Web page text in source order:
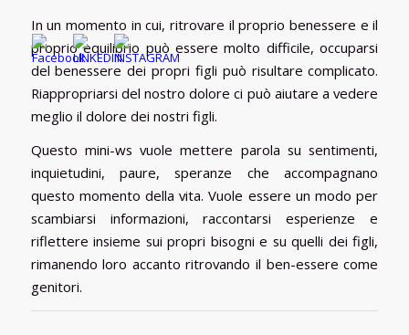
In un momento in cui, ritrovare il proprio benessere e il
proprio equilibrio può essere molto difficile, occuparsi
del benessere dei propri figli può risultare complicato.
Riappropriarsi del nostro dolore ci può aiutare a vedere
meglio il dolore dei nostri figli.
Questo mini-ws vuole mettere parola su sentimenti,
inquietudini, paure, speranze che accompagnano
questo momento della vita. Vuole essere un modo per
scambiarsi informazioni, raccontarsi esperienze e
riflettere insieme sui propri bisogni e su quelli dei figli,
rimanendo loro accanto ritrovando il ben-essere come
genitori.